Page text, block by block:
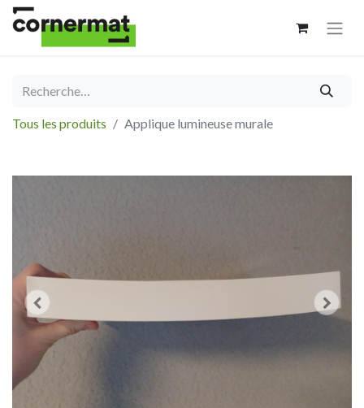
Tous les produits Applique lumineuse murale